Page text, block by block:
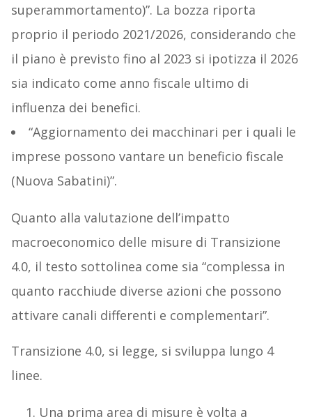
superammortamento)”. La bozza riporta
proprio il periodo 2021/2026, considerando che
il piano è previsto fino al 2023 si ipotizza il 2026
sia indicato come anno fiscale ultimo di
influenza dei benefici.
“Aggiornamento dei macchinari per i quali le
imprese possono vantare un beneficio fiscale
(Nuova Sabatini)”.
Quanto alla valutazione dell’impatto
macroeconomico delle misure di Transizione
4.0, il testo sottolinea come sia “complessa in
quanto racchiude diverse azioni che possono
attivare canali differenti e complementari”.
Transizione 4.0, si legge, si sviluppa lungo 4
linee.
Una prima area di misure è volta a